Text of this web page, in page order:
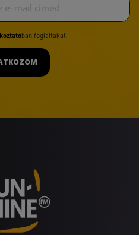
ban foglaltakat.